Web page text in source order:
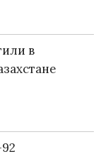
в